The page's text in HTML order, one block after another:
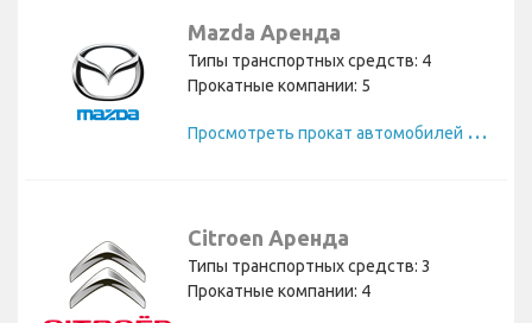
Mazda Аренда
Типы транспортных средств: 4
Прокатные компании: 5
П
росмотреть прокат автомобилей Mazda
Citroen Аренда
Типы транспортных средств: 3
Прокатные компании: 4